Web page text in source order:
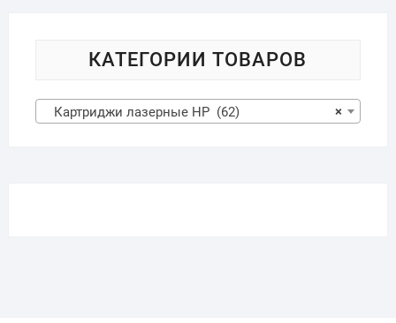
КАТЕГОРИИ ТОВАРОВ
×
Картриджи лазерные HP (62)